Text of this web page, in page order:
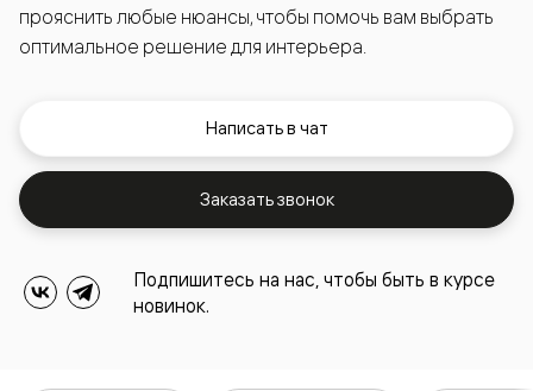
прояснить любые нюансы, чтобы помочь вам выбрать
оптимальное решение для интерьера.
Написать в чат
Заказать звонок
Подпишитесь на нас, чтобы быть в курсе
новинок.